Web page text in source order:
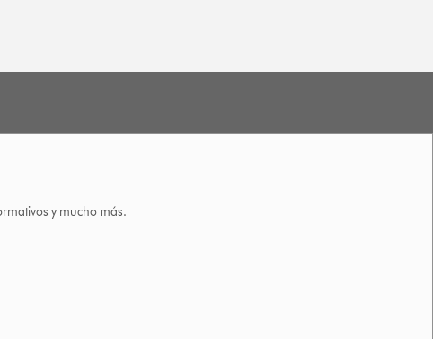
y mucho más.